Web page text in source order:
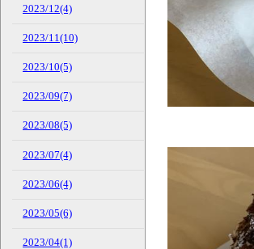
2023/12(4)
2023/11(10)
2023/10(5)
2023/09(7)
2023/08(5)
2023/07(4)
2023/06(4)
2023/05(6)
2023/04(1)